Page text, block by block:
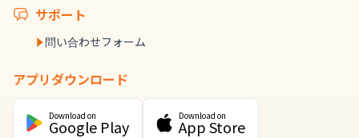
サポート
問い合わせフォーム
アプリダウンロード
Download on
Google Play
Download on
App Store